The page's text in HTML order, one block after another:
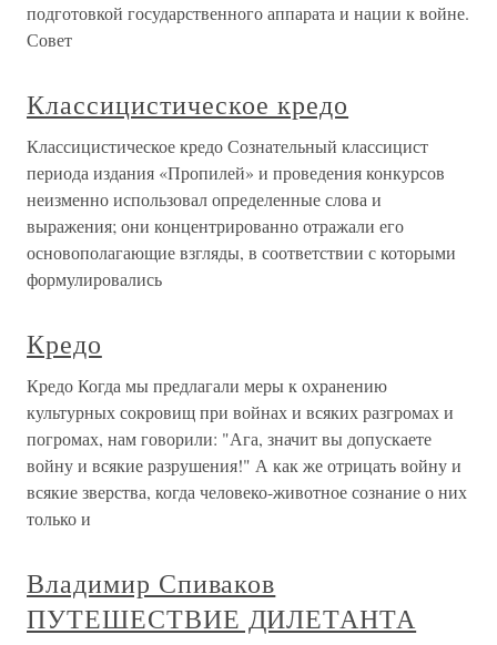
подготовкой государственного аппарата и нации к войне.
Совет
Классицистическое кредо
Классицистическое кредо Сознательный классицист
периода издания «Пропилей» и проведения конкурсов
неизменно использовал определенные слова и
выражения; они концентрированно отражали его
основополагающие взгляды, в соответствии с которыми
формулировались
Кредо
Кредо Когда мы предлагали меры к охранению
культурных сокровищ при войнах и всяких разгромах и
погромах, нам говорили: "Ага, значит вы допускаете
войну и всякие разрушения!" А как же отрицать войну и
всякие зверства, когда человеко-животное сознание о них
только и
Владимир Спиваков
ПУТЕШЕСТВИЕ ДИЛЕТАНТА